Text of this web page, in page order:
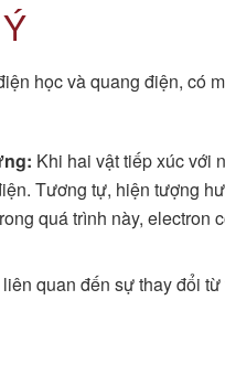
học và quang điện, có
Khi hai vật tiếp xúc với
Tương tự, hiện tượng
quá trình này, electron
quan đến sự thay đổi